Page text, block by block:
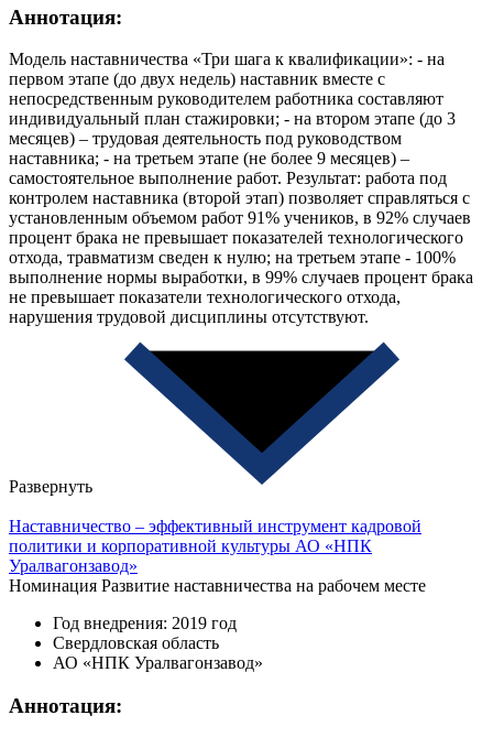
Аннотация:
Модель наставничества «Три шага к квалификации»: - на
первом этапе (до двух недель) наставник вместе с
непосредственным руководителем работника составляют
индивидуальный план стажировки; - на втором этапе (до 3
месяцев) – трудовая деятельность под руководством
наставника; - на третьем этапе (не более 9 месяцев) –
самостоятельное выполнение работ. Результат: работа под
контролем наставника (второй этап) позволяет справляться с
установленным объемом работ 91% учеников, в 92% случаев
процент брака не превышает показателей технологического
отхода, травматизм сведен к нулю; на третьем этапе - 100%
выполнение нормы выработки, в 99% случаев процент брака
не превышает показатели технологического отхода,
нарушения трудовой дисциплины отсутствуют.
Развернуть
Наставничество – эффективный инструмент кадровой
политики и корпоративной культуры АО «НПК
Уралвагонзавод»
Номинация Развитие наставничества на рабочем месте
Год внедрения: 2019 год
Свердловская область
АО «НПК Уралвагонзавод»
Аннотация: